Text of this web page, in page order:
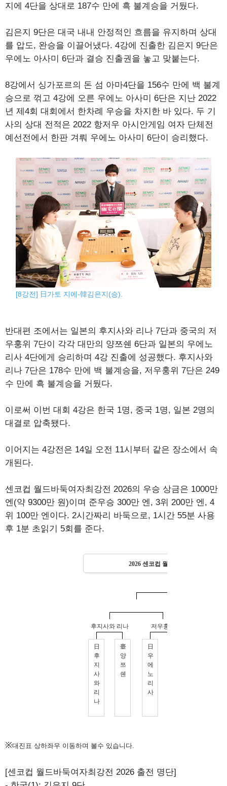
지에 4단을 상대로 187수 만에 흑 불계승을 거뒀다.
김은지 9단은 대국 내내 안정적인 흐름을 유지하며 상대
를 압도, 완승을 이끌어냈다. 4강에 진출한 김은지 9단은
우에노 아사미 6단과 결승 진출권을 놓고 맞붙는다.
8강에서 싱가포르의 돈 섬 아마4단을 156수 만에 백 불계
승으로 꺾고 4강에 오른 우에노 아사미 6단은 지난 2022
년 제4회 대회에서 한차례 우승을 차지한 바 있다. 두 기
사의 상대 전적은 2022 항저우 아시안게임 여자 단체전
예선전에서 한판 겨뤄 우에노 아사미 6단이 승리했다.
[8강전] 日가토 지에-韓김은지(승).
반대편 조에서는 일본의 후지사와 리나 7단과 중국의 저
우훙위 7단이 각각 대만의 양쯔쉔 6단과 일본의 우에노
리사 4단에게 승리하며 4강 진출에 성공했다. 후지사와
리나 7단은 178수 만에 백 불계승을, 저우훙위 7단은 249
수 만에 흑 불계승을 거뒀다.
이로써 이번 대회 4강은 한국 1명, 중국 1명, 일본 2명의
대결로 압축됐다.
이어지는 4강전은 14일 오전 11시부터 같은 장소에서 속
개된다.
센코컵 월드바둑여자최강전 2026의 우승 상금은 1000만
엔(약 9300만 원)이며 준우승 300만 엔, 3위 200만 엔, 4
위 100만 엔이다. 2시간짜리 바둑으로, 1시간 55분 사용
후 1분 초읽기 5회를 준다.
※대진표 상하좌우 이동하며 볼수 있습니다.
[센코컵 월드바둑여자최강전 2026 출전 명단]